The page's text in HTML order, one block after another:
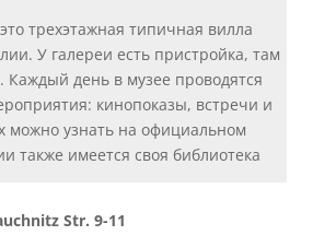
трехэтажная типичная вилла
У галереи есть пристройка, там
. Каждый день в музее проводятся
кинопоказы, встречи и
можно узнать на официальном
также имеется своя библиотека
Str. 9-11